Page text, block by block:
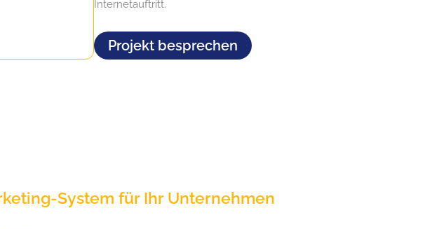
Internetauftritt.
Projekt besprechen
System für Ihr Unternehmen